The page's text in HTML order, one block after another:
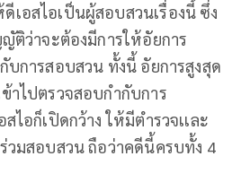
อสไอเป็นผู้สอบสวนเรื่องนี้ ซึ่ง
ติว่าจะต้องมีการให้อัยการ
บการสอบสวน ทั้งนี้ อัยการสูงสุด
าไปตรวจสอบกํากับการ
ไอก็เปิดกว้าง ให้มีตํารวจเเละ
วมสอบสวน ถือว่าคดีนี้ครบทั้ง 4